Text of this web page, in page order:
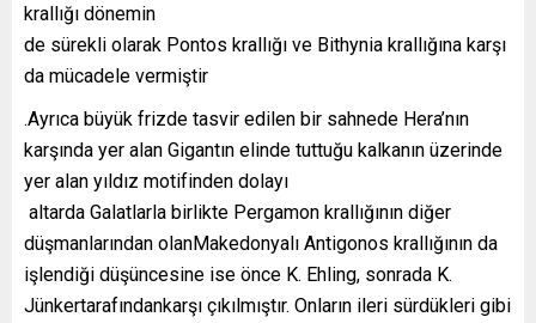
krallığı dönemin
de sürekli olarak Pontos krallığı ve Bithynia krallığına karşı
da mücadele vermiştir
.Ayrıca büyük frizde tasvir edilen bir sahnede Hera’nın
karşında yer alan Gigantın elinde tuttuğu kalkanın üzerinde
yer alan yıldız motifinden dolayı
altarda Galatlarla birlikte Pergamon krallığının diğer
düşmanlarından olanMakedonyalı Antigonos krallığının da
işlendiği düşüncesine ise önce K. Ehling, sonrada K.
Jünkertarafındankarşı çıkılmıştır. Onların ileri sürdükleri gibi